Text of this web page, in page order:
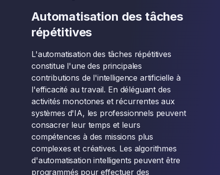
Automatisation des tâches
répétitives
L'automatisation des tâches répétitives
constitue l'une des principales
contributions de l'intelligence artificielle à
l'efficacité au travail. En déléguant des
activités monotones et récurrentes aux
systèmes d'IA, les professionnels peuvent
consacrer leur temps et leurs
compétences à des missions plus
complexes et créatives. Les algorithmes
d'automatisation intelligents peuvent être
programmés pour effectuer des